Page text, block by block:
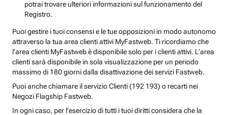
potrai trovare ulteriori informazioni sul funzionamento del
Registro.
Puoi gestire i tuoi consensi e le tue opposizioni in modo autonomo
attraverso la tua area clienti attivi MyFastweb. Ti ricordiamo che
l’area clienti MyFastweb è disponibile solo per i clienti attivi. L’area
clienti sarà disponibile in sola visualizzazione per un periodo
massimo di 180 giorni dalla disattivazione dei servizi Fastweb.
Puoi anche chiamare il servizio Clienti (192 193) o recarti nei
Negozi Flagship Fastweb.
In ogni caso, per l’esercizio di tutti i tuoi diritti considera che la